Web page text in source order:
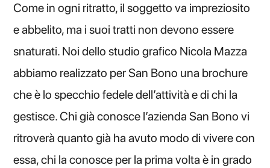
Come in ogni ritratto, il soggetto va impreziosito
e abbelito, ma i suoi tratti non devono essere
snaturati. Noi dello studio grafico Nicola Mazza
abbiamo realizzato per San Bono una brochure
che è lo specchio fedele dell’attività e di chi la
gestisce. Chi già conosce l’azienda San Bono vi
ritroverà quanto già ha avuto modo di vivere con
essa, chi la conosce per la prima volta è in grado